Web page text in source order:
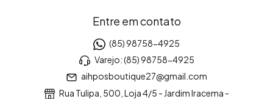
Entre em contato
(85) 98758-4925
Varejo: (85) 98758-4925
aihposboutique27@gmail.com
Rua Tulipa, 500, Loja 4/5 - Jardim Iracema -